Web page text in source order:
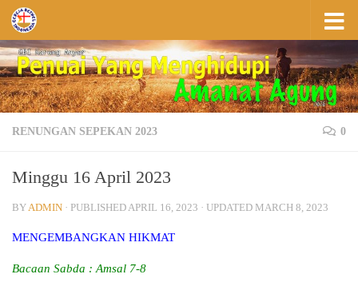
Skip to content
RENUNGAN SEPEKAN 2023 0
Minggu 16 April 2023
BYADMIN · PUBLISHEDAPRIL 16, 2023 · UPDATED MARCH 8, 2023
MENGEMBANGKAN HIKMAT
Bacaan Sabda : Amsal 7-8